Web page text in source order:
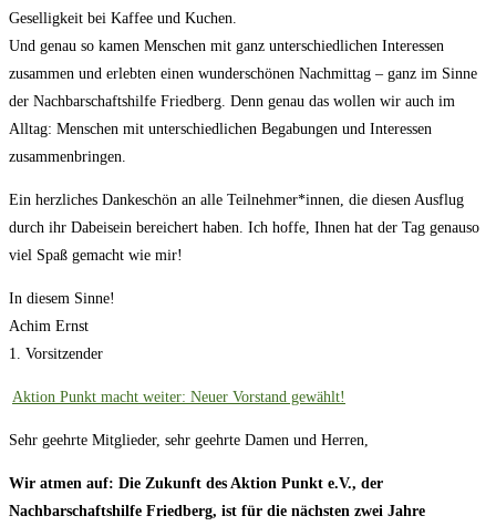
Geselligkeit bei Kaffee und Kuchen.
Und genau so kamen Menschen mit ganz unterschiedlichen Interessen
zusammen und erlebten einen wunderschönen Nachmittag – ganz im Sinne
der Nachbarschaftshilfe Friedberg. Denn genau das wollen wir auch im
Alltag: Menschen mit unterschiedlichen Begabungen und Interessen
zusammenbringen.
Ein herzliches Dankeschön an alle Teilnehmer*innen, die diesen Ausflug
durch ihr Dabeisein bereichert haben. Ich hoffe, Ihnen hat der Tag genauso
viel Spaß gemacht wie mir!
In diesem Sinne!
Achim Ernst
1. Vorsitzender
Aktion Punkt macht weiter: Neuer Vorstand gewählt!
Sehr geehrte Mitglieder, sehr geehrte Damen und Herren,
Wir atmen auf: Die Zukunft des Aktion Punkt e.V., der
Nachbarschaftshilfe Friedberg, ist für die nächsten zwei Jahre